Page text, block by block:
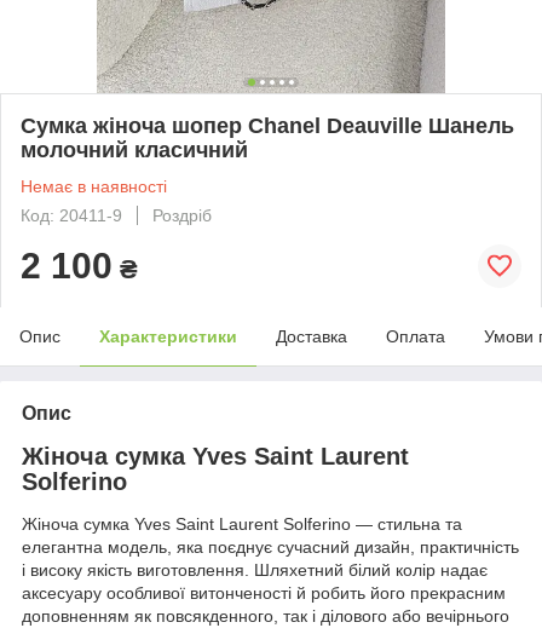
Сумка жіноча шопер Chanel Deauville Шанель
молочний класичний
Немає в наявності
Код: 20411-9
Роздріб
2 100 ₴
Опис Характеристики Доставка Оплата Умови
Опис
Жіноча сумка Yves Saint Laurent
Solferino
Жіноча сумка Yves Saint Laurent Solferino — стильна та
елегантна модель, яка поєднує сучасний дизайн, практичність
і високу якість виготовлення. Шляхетний білий колір надає
аксесуару особливої витонченості й робить його прекрасним
доповненням як повсякденного, так і ділового або вечірнього